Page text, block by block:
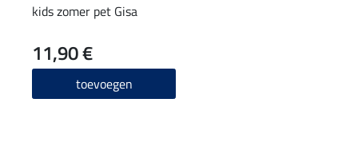
kids zomer pet Gisa
11,90 €
toevoegen